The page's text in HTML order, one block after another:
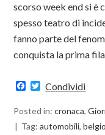
scorso week end si è
spesso teatro di
fanno parte del
conquista la prima
Facebook
Twitter
Condividi
Posted in:cronaca,
Tag:automobili,